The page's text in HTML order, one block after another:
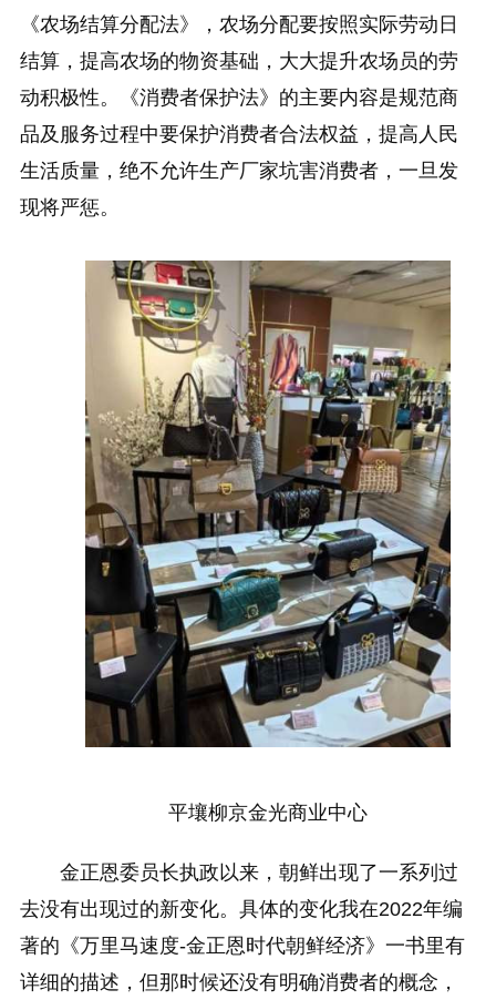
《农场结算分配法》，农场分配要按照实际劳动日
结算，提高农场的物资基础，大大提升农场员的劳
动积极性。《消费者保护法》的主要内容是规范商
品及服务过程中要保护消费者合法权益，提高人民
生活质量，绝不允许生产厂家坑害消费者，一旦发
现将严惩。
平壤柳京金光商业中心
金正恩委员长执政以来，朝鲜出现了一系列过
去没有出现过的新变化。具体的变化我在2022年编
著的《万里马速度-金正恩时代朝鲜经济》一书里有
详细的描述，但那时候还没有明确消费者的概念，